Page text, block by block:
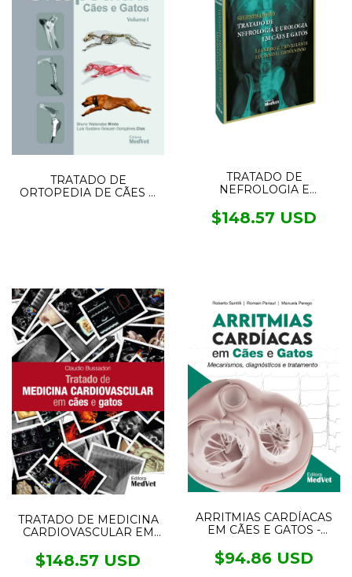
TRATADO DE
ORTOPEDIA DE CÃES E
TRATADO DE
NEFROLOGIA E
GATOS 2.ED
$148.57 USD
TRATADO DE MEDICINA
CARDIOVASCULAR EM
$148.57 USD
ARRITMIAS CARDÍACAS
EM CÃES E GATOS -
Diagnósticos e
Tratamentos
$94.86 USD